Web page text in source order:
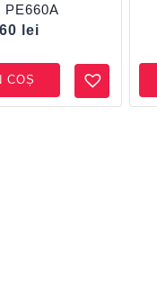
PE660A
lei
COȘ